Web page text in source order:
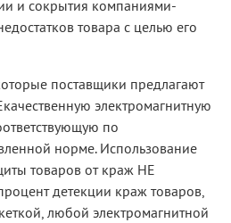
и сокрытия компаниями-
товара с целью его
поставщики предлагают
электромагнитную
по
норме. Использование
товаров от краж НЕ
детекции краж товаров,
любой электромагнитной